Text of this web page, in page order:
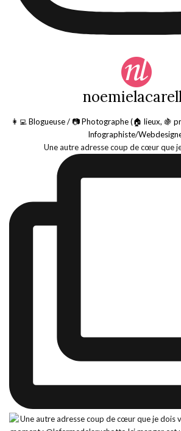
👩‍💻 Blogueuse / 📷 Photographe (🏠 lieux, 🍇
Infographiste/
Une autre adresse coup de cœur que